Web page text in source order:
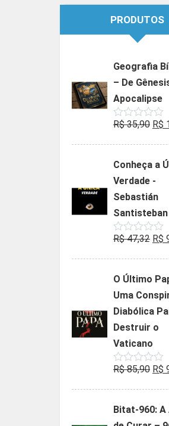
PRODUTOS
Geografia
– De
Apocalipse
Avaliação
de
R$35,90 O
era:
R$
Conheça a
Verdade -
Sebastián
Santisteban
Avaliação
de
R$47,32 O
era:
R$
R$
O Último
Uma
Diabólica
Destruir o
Vaticano
Avaliação
de
R$85,90 O
era:
R$
Bitat-960: